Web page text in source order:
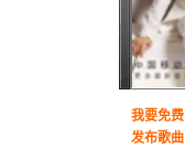
我要免费
发布歌曲